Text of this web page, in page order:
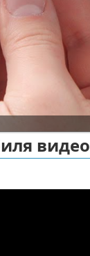
видео